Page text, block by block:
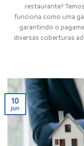
restaurante?
funciona como uma
garantindo o
diversas coberturas
10
jun